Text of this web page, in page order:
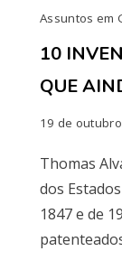
Assuntos em
10
QUE
19 de
Thomas
dos
1847 e de